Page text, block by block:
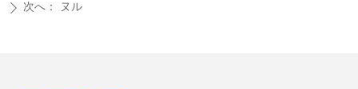
ꄲ 次へ： ヌル